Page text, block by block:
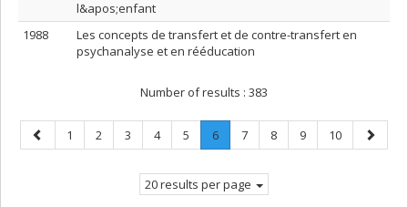
l&apos;enfant
1988
Les concepts de transfert et de contre-transfert en
psychanalyse et en rééducation
Number of results : 383
Previous
page
Page
1 Page
2 Page
3 Page
4 Page
5 Page
6.
Current
Page
7 Page
8 Page
9 Page
10
Next
page
20 results per page